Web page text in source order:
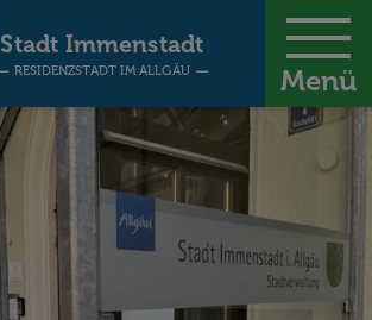
Menü
Stadt Immenstadt
RESIDENZSTADT IM ALLGÄU